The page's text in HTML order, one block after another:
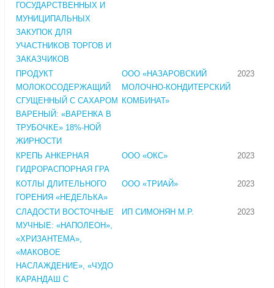
ГОСУДАРСТВЕННЫХ И
МУНИЦИПАЛЬНЫХ
ЗАКУПОК ДЛЯ
УЧАСТНИКОВ ТОРГОВ И
ЗАКАЗЧИКОВ
ПРОДУКТ
МОЛОКОСОДЕРЖАЩИЙ
СГУЩЕННЫЙ С САХАРОМ
ВАРЕНЫЙ: «ВАРЕНКА В
ТРУБОЧКЕ» 18%-НОЙ
ЖИРНОСТИ
ООО «НАЗАРОВСКИЙ
МОЛОЧНО-КОНДИТЕРСКИЙ
КОМБИНАТ»
2023
КРЕПЬ АНКЕРНАЯ
ГИДРОРАСПОРНАЯ ГРА
ООО «ОКС» 2023
КОТЛЫ ДЛИТЕЛЬНОГО
ГОРЕНИЯ «НЕДЕЛЬКА»
ООО «ТРИАЙ» 2023
СЛАДОСТИ ВОСТОЧНЫЕ
МУЧНЫЕ: «НАПОЛЕОН»,
«ХРИЗАНТЕМА»,
«МАКОВОЕ
НАСЛАЖДЕНИЕ», «ЧУДО
КАРАНДАШ С
ИП СИМОНЯН М.Р. 2023